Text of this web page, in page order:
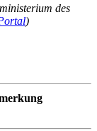
des
)